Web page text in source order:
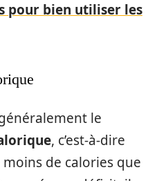
pour bien utiliser les
le
, c’est-à-dire
de calories que